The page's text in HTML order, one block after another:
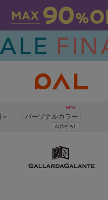
パーソナルカラー